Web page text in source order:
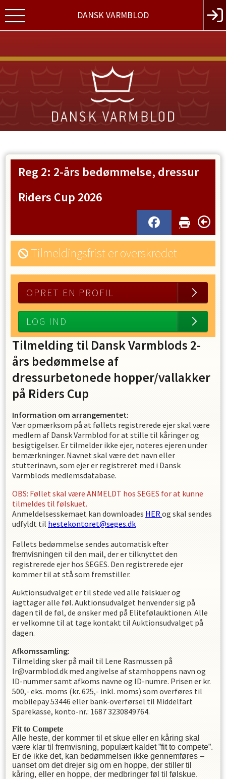
DANSK VARMBLOD
Reg 2: 2-års bedømmelse, dressur
Riders Cup 2026
Tilmeldingsfrist er overskredet
OPRET EN PROFIL
LOG IND
Tilmelding til Dansk Varmblods 2-
års bedømmelse af
dressurbetonede hopper/vallakker
på Riders Cup
Information om arrangementet:
Vær opmærksom på at føllets registrerede ejer skal være
medlem af Dansk Varmblod for at stille til kåringer og
besigtigelser. Er tilmelder ikke ejer, noteres ejeren under
bemærkninger. Navnet skal være det navn eller
stutterinavn, som ejer er registreret med i Dansk
Varmblods medlemsdatabase.
OBS: Føllet skal være ANMELDT hos SEGES for at kunne
tilmeldes til følskuet.
Anmeldelsesskemaet kan downloades HERog skal sendes
udfyldt til hestekontoret@seges.dk
Føllets bedømmelse sendes automatisk efter
fremvisningen til den mail, der er tilknyttet den
registrerede ejer hos SEGES. Den registrerede ejer
kommer til at stå som fremstiller.
Auktionsudvalget er til stede ved alle følskuer og
iagttager alle føl. Auktionsudvalget henvender sig på
dagen til de føl, de ønsker med på Elitefølauktionen. Alle
er velkomne til at tage kontakt til Auktionsudvalget på
dagen.
Afkomssamling:
Tilmelding sker på mail til Lene Rasmussen på
lr@varmblod.dk med angivelse af stamhoppens navn og
ID-nummer samt afkoms navne og ID-numre. Prisen er kr.
500,- eks. moms (kr. 625,- inkl. moms) som overføres til
mobilepay 53446 eller bank-overførsel til Middelfart
Sparekasse, konto-nr.: 1687 3230849764.
Fit to Compete
Alle heste, der kommer til et skue eller en kåring skal
være klar til fremvisning, populært kaldet ”fit to compete”.
Er de ikke det, kan bedømmelsen ikke gennemføres –
uanset om det drejer sig om en hoppe, der stiller til
kåring, eller en hoppe, der medbringer føl til følskue.